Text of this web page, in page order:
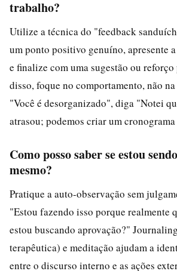
trabalho?
Utilize a técnica do "feedback
um ponto positivo genuíno, apresente
e finalize com uma sugestão ou
disso, foque no comportamento, não na
"Você é desorganizado", diga "Notei
atrasou; podemos criar um
Como posso saber se estou
mesmo?
Pratique a auto-observação sem
"Estou fazendo isso porque realmente
estou buscando aprovação?"
terapêutica) e meditação ajudam a
entre o discurso interno e as ações